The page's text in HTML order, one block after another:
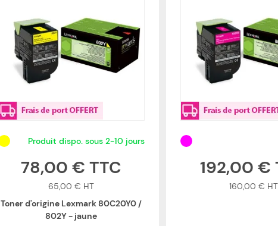
Produit dispo. sous 2-10 jours
78,00 €
65,00 €
Toner d'origine Lexmark 80C20Y0 /
802Y - jaune
192,00 €
160,00 €